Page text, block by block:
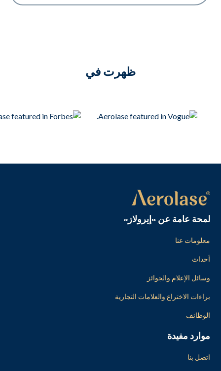
ظهرت في
لمحة عامة عن «إيرولاز»
معلومات عنا
أحداث
وسائل الإعلام والجوائز
براءات الاختراع والعلامات التجارية
الوظائف
موارد مفيدة
اتصل بنا